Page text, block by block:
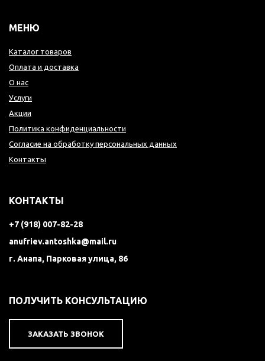
МЕНЮ
Каталог товаров
Оплата и доставка
О нас
Услуги
Акции
Политика конфиденциальности
Согласие на обработку персональных данных
Контакты
КОНТАКТЫ
+7 (918) 007-82-28
anufriev.antoshka@mail.ru
г. Анапа, Парковая улица, 86
ПОЛУЧИТЬ КОНСУЛЬТАЦИЮ
ЗАКАЗАТЬ ЗВОНОК